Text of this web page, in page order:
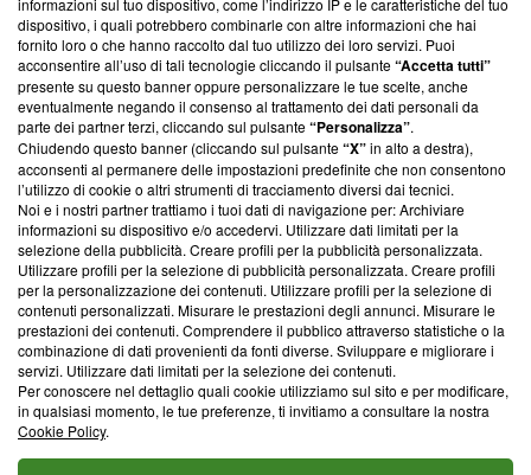
ancora membro del programma, ma ha richiesto di farne
parte; Trust Project non ha ancora effettuato una verifica di
conformità agli standard.
Su di noi
Team editoriale
Corporate
Redazione
Informativa Privacy
Cookie Policy
Blasting SA, IDI CHE-247.845.224, Via Carlo Frasca, 3 - 6900
Lugano (Svizzera) Tel:+39 0690258937
© 2026 Blasting News
informazioni sul tuo dispositivo, come l’indirizzo IP e le caratteristiche del tuo
dispositivo, i quali potrebbero combinarle con altre informazioni che hai
fornito loro o che hanno raccolto dal tuo utilizzo dei loro servizi. Puoi
acconsentire all’uso di tali tecnologie cliccando il pulsante“Accetta tutti”
presente su questo banner oppure personalizzare le tue scelte, anche
eventualmente negando il consenso al trattamento dei dati personali da
parte dei partner terzi, cliccando sul pulsante“Personalizza”.
Chiudendo questo banner (cliccando sul pulsante“X”in alto a destra),
acconsenti al permanere delle impostazioni predefinite che non consentono
l’utilizzo di cookie o altri strumenti di tracciamento diversi dai tecnici.
Noi e i nostri partner trattiamo i tuoi dati di navigazione per: Archiviare
informazioni su dispositivo e/o accedervi. Utilizzare dati limitati per la
selezione della pubblicità. Creare profili per la pubblicità personalizzata.
Utilizzare profili per la selezione di pubblicità personalizzata. Creare profili
per la personalizzazione dei contenuti. Utilizzare profili per la selezione di
contenuti personalizzati. Misurare le prestazioni degli annunci. Misurare le
prestazioni dei contenuti. Comprendere il pubblico attraverso statistiche o la
combinazione di dati provenienti da fonti diverse. Sviluppare e migliorare i
servizi. Utilizzare dati limitati per la selezione dei contenuti.
Per conoscere nel dettaglio quali cookie utilizziamo sul sito e per modificare,
in qualsiasi momento, le tue preferenze, ti invitiamo a consultare la nostra
Cookie Policy.